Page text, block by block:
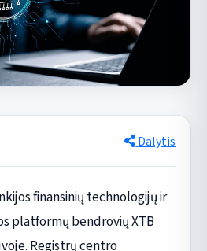
Dalytis
finansinių technologijų ir
platformų bendrovių XTB
Registrų centro